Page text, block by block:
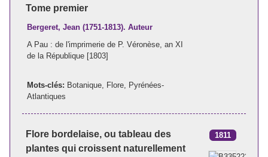
Tome premier
Bergeret, Jean (1751-1813). Auteur
A Pau : de l'imprimerie de P. Véronèse, an XI
de la République [1803]
Mots-clés: Botanique Flore
Pyrénées-
Atlantiques
Flore bordelaise, ou tableau des
plantes qui croissent naturellement
1811